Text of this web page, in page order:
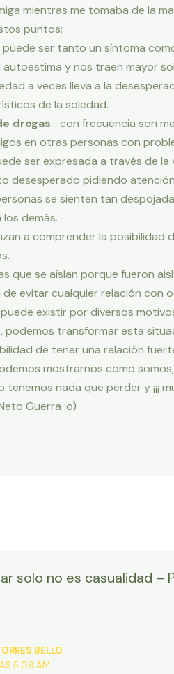
mientras me tomaba de la
puntos:
ser tanto un síntoma
y nos traen mayor
a veces lleva a la
de la soledad.
drogas… con frecuencia son
en otras personas con
ser expresada a través de
desesperado pidiendo
se sienten tan
demás.
a comprender la
que se aíslan porque fueron
evitar cualquier relación con
existir por diversos
transformar esta
de tener una relación
mostrarnos como
nada que perder y ¡¡¡
Guerra :o)
solo no es casualidad –
BELLO
5:09 AM